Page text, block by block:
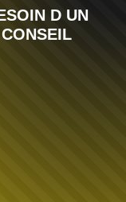
D UN
CONSEIL